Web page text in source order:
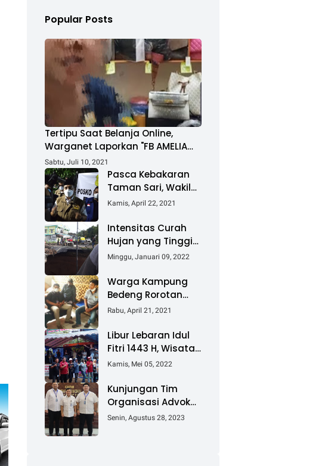
Popular Posts
Tertipu Saat Belanja Online,
Warganet Laporkan "FB AMELIA
ACHMAD"
Sabtu, Juli 10, 2021
Pasca Kebakaran
Taman Sari, Wakil
Walikota Kunjungi
Dan Salurkan
Bantuan
Kamis, April 22, 2021
Intensitas Curah
Hujan yang Tinggi
Akibatkan Jalan
Nyaris Putus
Minggu, Januari 09, 2022
Warga Kampung
Bedeng Rorotan
Jakarta Utara,
Pembebasan Lahan
Tol Cibitung -
Cilincing
Rabu, April 21, 2021
Libur Lebaran Idul
Fitri 1443 H, Wisata
Air Tambak Asmara
Ribuan Pengunjung
Kamis, Mei 05, 2022
Kunjungan Tim
Organisasi Advokat
(OA) Peradi Utama
Senin, Agustus 28, 2023